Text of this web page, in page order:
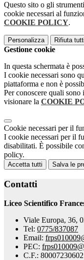
Questo sito o gli
cookie necessari al
COOKIE POLICY.
Personalizza Rifiuta tutti
Gestione cookie
In questa schermata è
I cookie necessari sono
piattaforma e non è
Per conoscere quali
visionare la COOKIE
Cookie necessari per il
I cookie necessari per il
disabilitati. È possibile
policy.
Accetta tutti Salva le
Contatti
Liceo Scientifico
Viale Europa, 36,
Tel: 0775/837087
Email:
PEC:
C.F.: 80007230602